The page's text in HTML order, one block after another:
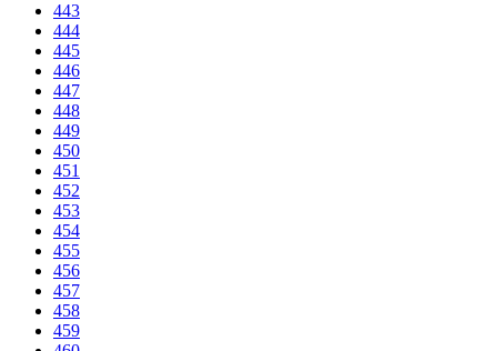
443
444
445
446
447
448
449
450
451
452
453
454
455
456
457
458
459